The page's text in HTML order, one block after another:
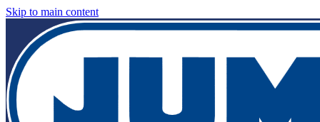
Skip to main content